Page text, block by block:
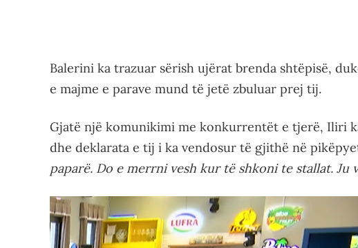
Balerini ka trazuar sërish ujërat brenda shtëpisë,
e majme e parave mund të jetë zbuluar prej tij.
Gjatë një komunikimi me konkurrentët e tjerë, Iliri
dhe deklarata e tij i ka vendosur të gjithë në
paparë. Do e merrni vesh kur të shkoni te stallat. Ju
Video
Player